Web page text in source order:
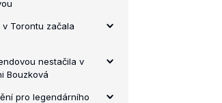
v Torontu začala
nestačila v
Bouzková
pro legendárního